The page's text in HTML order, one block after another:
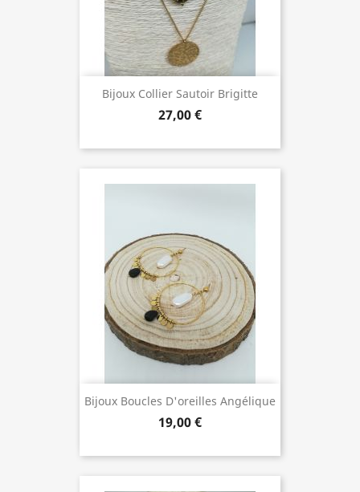
Bijoux Collier Sautoir Brigitte
27,00 €
Bijoux Boucles D'oreilles Angélique
19,00 €